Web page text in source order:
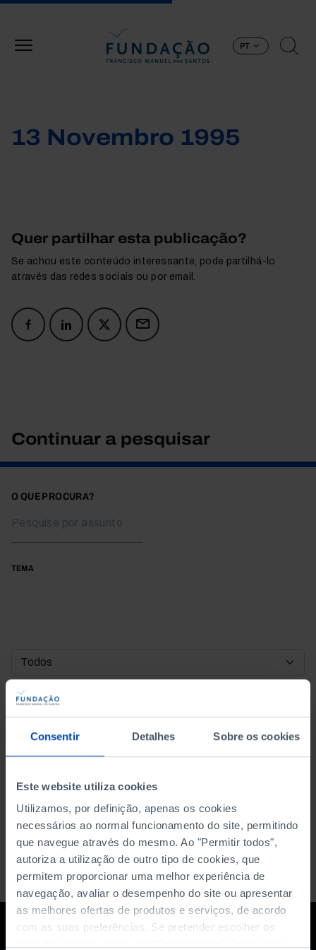
Consentir Detalhes Sobre os cookies
Este website utiliza cookies
Utilizamos, por definição, apenas os cookies
necessários ao normal funcionamento do site, permitindo
que navegue através do mesmo. Ao "Permitir todos",
autoriza a utilização de outro tipo de cookies, que
permitem proporcionar uma melhor experiência de
navegação, avaliar o desempenho do site ou apresentar
as melhores ofertas de produtos e serviços, de acordo
com as suas preferências. Se pretender escolher os
PT
13 Novembro 1995
Quer partilhar esta publicação?
Se achou este conteúdo interessante, pode partilhá-lo
através das redes sociais ou por email.
Continuar a pesquisar
O QUE PROCURA?
TEMA
DATA DE INÍCIO
DATA DE FIM